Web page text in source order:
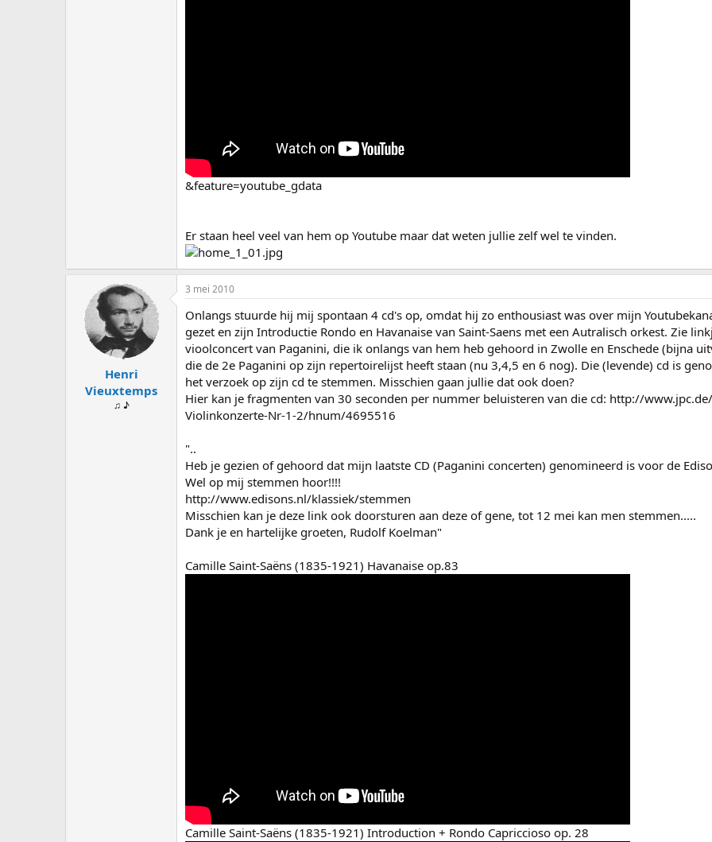
&feature=youtube_gdata
Er staan heel veel van hem op Youtube maar dat weten jullie zelf wel te vinden.
Henri
Vieuxtemps
♫ ♪
3 mei 2010
Onlangs stuurde hij mij spontaan 4 cd's op, omdat hij zo enthousiast was over mijn
gezet en zijn Introductie Rondo en Havanaise van Saint-Saens met een Autralisch orkest. Zie
vioolconcert van Paganini, die ik onlangs van hem heb gehoord in Zwolle en Enschede (bijna
die de 2e Paganini op zijn repertoirelijst heeft staan (nu 3,4,5 en 6 nog). Die (levende) cd is
het verzoek op zijn cd te stemmen. Misschien gaan jullie dat ook doen?
Hier kan je fragmenten van 30 seconden per nummer beluisteren van die cd: http://
Violinkonzerte-Nr-1-2/hnum/4695516
"..
Heb je gezien of gehoord dat mijn laatste CD (Paganini concerten) genomineerd is voor de
Wel op mij stemmen hoor!!!!
http://www.edisons.nl/klassiek/stemmen
Misschien kan je deze link ook doorsturen aan deze of gene, tot 12 mei kan men stemmen.....
Dank je en hartelijke groeten, Rudolf Koelman"
Camille Saint-Saëns (1835-1921) Havanaise op.83
Camille Saint-Saëns (1835-1921) Introduction + Rondo Capriccioso op. 28